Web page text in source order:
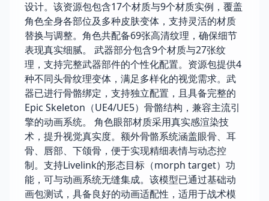
设计。该资源包包含17个材质与9个材质实例，覆盖
角色全身各部位及多种皮肤变体，支持灵活的材质
替换与调整。角色共配备69张高清纹理，确保细节
表现真实细腻。 武器部分包含9个材质与27张纹
理，支持完整武器部件的个性化配置。资源包提供4
种不同头骨纹理变体，满足多样化的视觉需求。武
器已进行骨骼绑定，支持独立配置，且具备完整的
Epic Skeleton（UE4/UE5）骨骼结构，兼容主流引
擎的动画系统。 角色眼部材质采用真实感渲染技
术，提升视觉真实度。额外骨骼系统涵盖眼骨、耳
骨、唇部、下颌骨，便于实现精细表情与动态控
制。支持Livelink的形态目标（morph target）功
能，可与动画系统无缝集成。该模型已通过基础动
画包测试，具备良好的动画适配性，适用于战术模